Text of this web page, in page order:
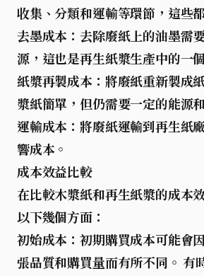
收集、分類和運輸等環節，這些
去墨成本： 去除廢紙上的油墨需
源，這也是再生紙漿生產中的一
紙漿再製成本： 將廢紙重新製成
漿紙簡單，但仍需要一定的能源
運輸成本：將廢紙運輸到再生紙
響成本。
成本效益比較
在比較木漿紙和再生紙漿的成本
以下幾個方面：
初始成本：初期購買成本可能會
張品質和購買量而有所不同。 有